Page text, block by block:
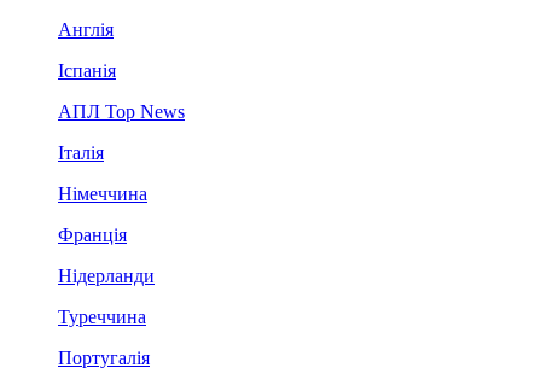
Англія
Іспанія
АПЛ Top News
Італія
Німеччина
Франція
Нідерланди
Туреччина
Португалія